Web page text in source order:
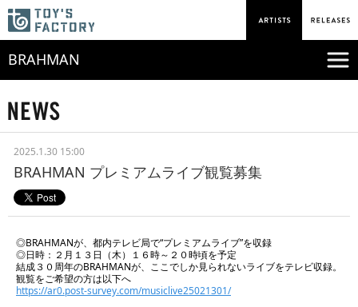
BRAHMAN
2025.1.30 15:00
BRAHMAN プレミアムライブ観覧募集
◎BRAHMANが、都内テレビ局で“プレミアムライブ”を収録
◎日時：２月１３日（木）１６時～２０時頃を予定
結成３０周年のBRAHMANが、ここでしか見られないライブをテレビ収録。
観覧をご希望の方は以下へ
https://ar0.post-survey.com/musiclive25021301/